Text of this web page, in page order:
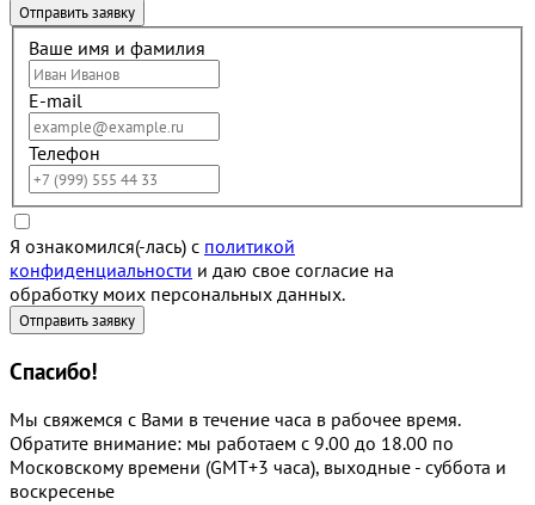
Ваше имя и фамилия
E-mail
Телефон
Я ознакомился(-лась) с политикой
конфиденциальности и даю свое согласие на
обработку моих персональных данных.
Спасибо!
Мы свяжемся с Вами в течение часа в рабочее время.
Обратите внимание: мы работаем с 9.00 до 18.00 по
Московскому времени (GMT+3 часа), выходные - суббота и
воскресенье